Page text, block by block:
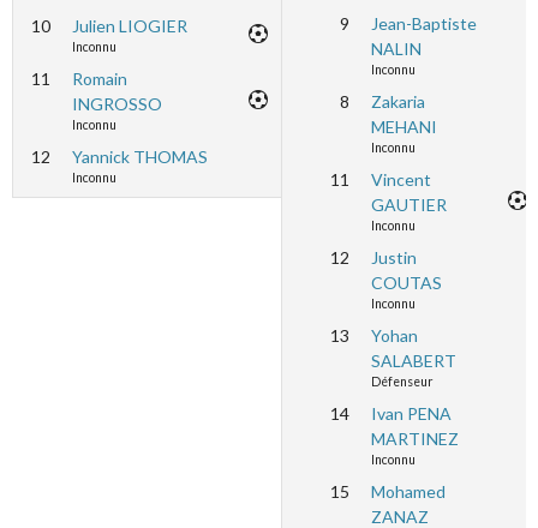
10 Julien LIOGIER
Inconnu
11
Romain
INGROSSO
Inconnu
12 Yannick THOMAS
Inconnu
9
Jean-Baptiste
NALIN
Inconnu
8
Zakaria
MEHANI
Inconnu
11
Vincent
GAUTIER
Inconnu
12
Justin
COUTAS
Inconnu
13
Yohan
SALABERT
Défenseur
14
Ivan PENA
MARTINEZ
Inconnu
15
Mohamed
ZANAZ